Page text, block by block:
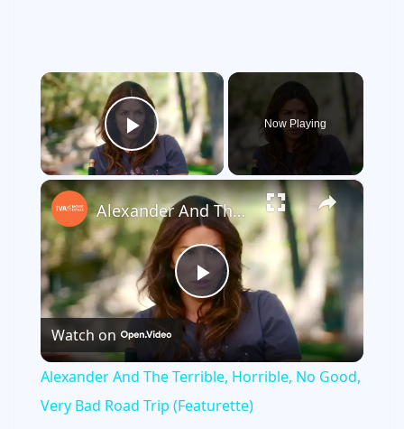
×
Play Video
Now Playing
×
P
l
a
Alexander And The Terrible, Horrible, No Good, Very Bad Road Trip (Featurette)
Watch on
Alexander And The Terrible, Horrible, No Good,
Very Bad Road Trip (Featurette)